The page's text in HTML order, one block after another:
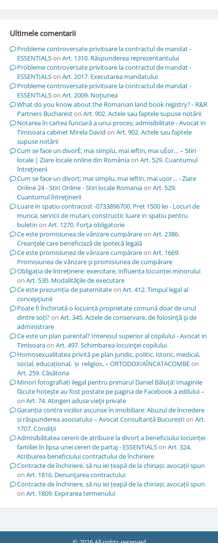
Ultimele comentarii
Probleme controversate privitoare la contractul de mandat -
ESSENTIALSon Art. 1310. Răspunderea reprezentantului
Probleme controversate privitoare la contractul de mandat -
ESSENTIALSon Art. 2017. Executarea mandatului
Probleme controversate privitoare la contractul de mandat -
ESSENTIALSon Art. 2009. Noţiunea
What do you know about the Romanian land book registry? - R&R
Partners Buchareston Art. 902. Actele sau faptele supuse notării
Notarea în cartea funciară a unui proces; admisibilitate - Avocat in
Timisoara cabinet Mirela David on Art. 902. Actele sau faptele
supuse notării
Cum se face un divorÈ; mai simplu, mai ieftin, mai uÈor… – Stiri
locale | Ziare locale online din Româniaon Art. 529. Cuantumul
întreţinerii
Cum se face un divorț; mai simplu, mai ieftin, mai ușor… - Ziare
Online 24 - Stiri Online - Stiri locale Romaniaon Art. 529.
Cuantumul întreţinerii
Luare in spatiu contracost -0733896700. Pret 1500 lei - Locuri de
munca; servicii de mutari; constructii; luare in spatiu pentru
buletin on Art. 1270. Forţa obligatorie
Ce este promisiunea de vânzare cumpărareon Art. 2386.
Creanţele care beneficiază de ipotecă legală
Ce este promisiunea de vânzare cumpărareon Art. 1669.
Promisiunea de vânzare şi promisiunea de cumpărare
Obligația de întreținere: exercitare, influența locuinței minorului
on Art. 530. Modalităţile de executare
Ce este prezumția de paternitateon Art. 412. Timpul legal al
concepţiunii
Poate fi închiriată o locuință proprietate comună doar de unul
dintre soți?on Art. 345. Actele de conservare, de folosinţă şi de
administrare
Ce este un plan parental? Interesul superior al copilului - Avocat in
Timisoaraon Art. 497. Schimbarea locuinţei copilului
Homosexualitatea privită pe plan juridic, politic, istoric, medical,
social, educațional, și religios, – ORTODOXIAÎNCATACOMBEon
Art. 259. Căsătoria
Minori fotografiați ilegal pentru primarul Daniel Băluță! Imaginile
făcute hoțește au fost postate pe pagina de Facebook a edilului –
on Art. 74. Atingeri aduse vieţii private
Garanția contra viciilor ascunse în imobiliare: Abuzul de încredere
și răspunderea asociatului – Avocat Consultanță Bucureștion Art.
1707. Condiţii
Admisibilitatea cererii de atribuire la divorț a beneficiului locuinței
familiei în lipsa unei cereri de partaj - ESSENTIALSon Art. 324.
Atribuirea beneficiului contractului de închiriere
Contracte de închiriere, să nu iei țeapă de la chiriași; avocații spun
on Art. 1816. Denunţarea contractului
Contracte de închiriere, să nu iei țeapă de la chiriași; avocații spun
on Art. 1809. Expirarea termenului